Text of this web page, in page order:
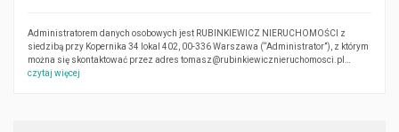
Administratorem danych osobowych jest RUBINKIEWICZ NIERUCHOMOŚCI z
siedzibą przy Kopernika 34 lokal 402, 00-336 Warszawa (“Administrator”), z którym
można się skontaktować przez adres tomasz@rubinkiewicznieruchomosci.pl…
czytaj więcej